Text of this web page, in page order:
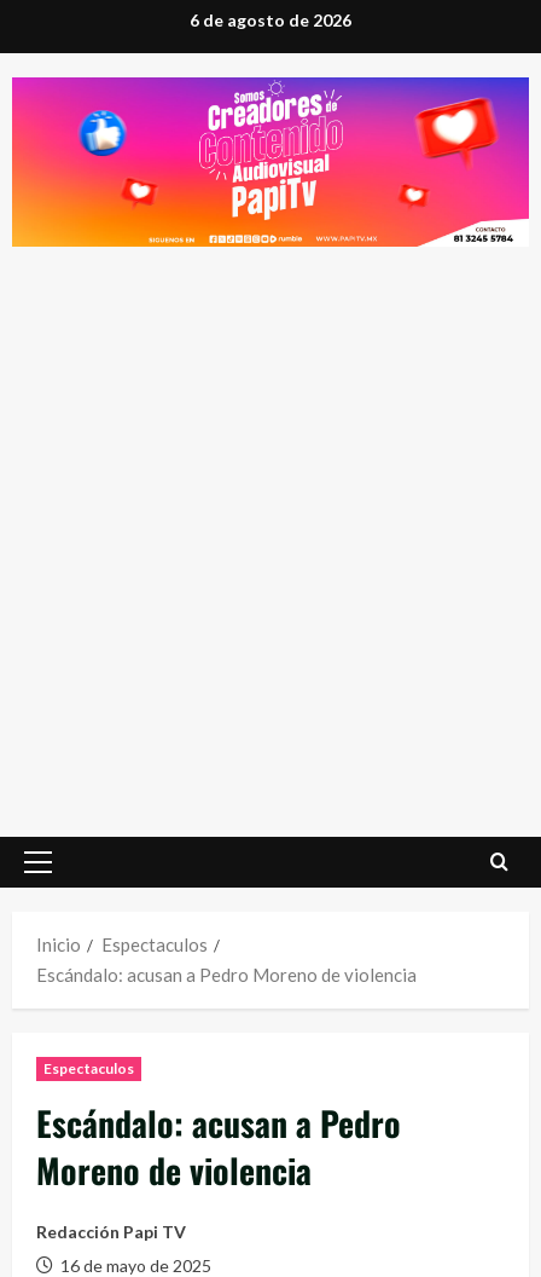
al
contenido
6 de agosto de 2026
Menú
Inicio
Espectaculos
Escándalo: acusan a Pedro Moreno de violencia
Espectaculos
Escándalo: acusan a Pedro
Moreno de violencia
Redacción Papi TV
16 de mayo de 2025